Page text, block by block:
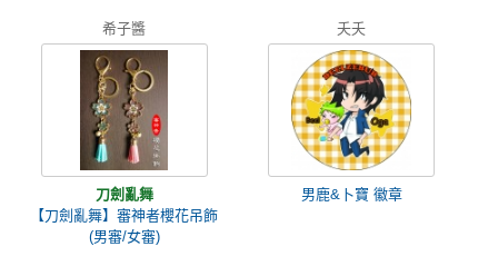
希子醬
刀劍亂舞
【刀劍亂舞】審神者櫻花吊飾
(男審/女審)
夭夭
男鹿&卜寶 徽章